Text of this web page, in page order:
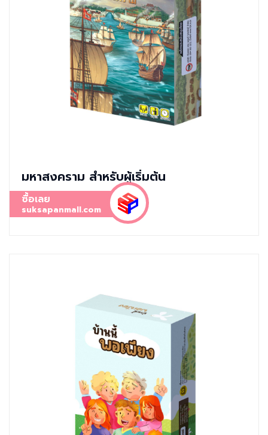
มหาสงคราม สำหรับผู้เริ่มต้น
ซื้อเลย
suksapanmall.com